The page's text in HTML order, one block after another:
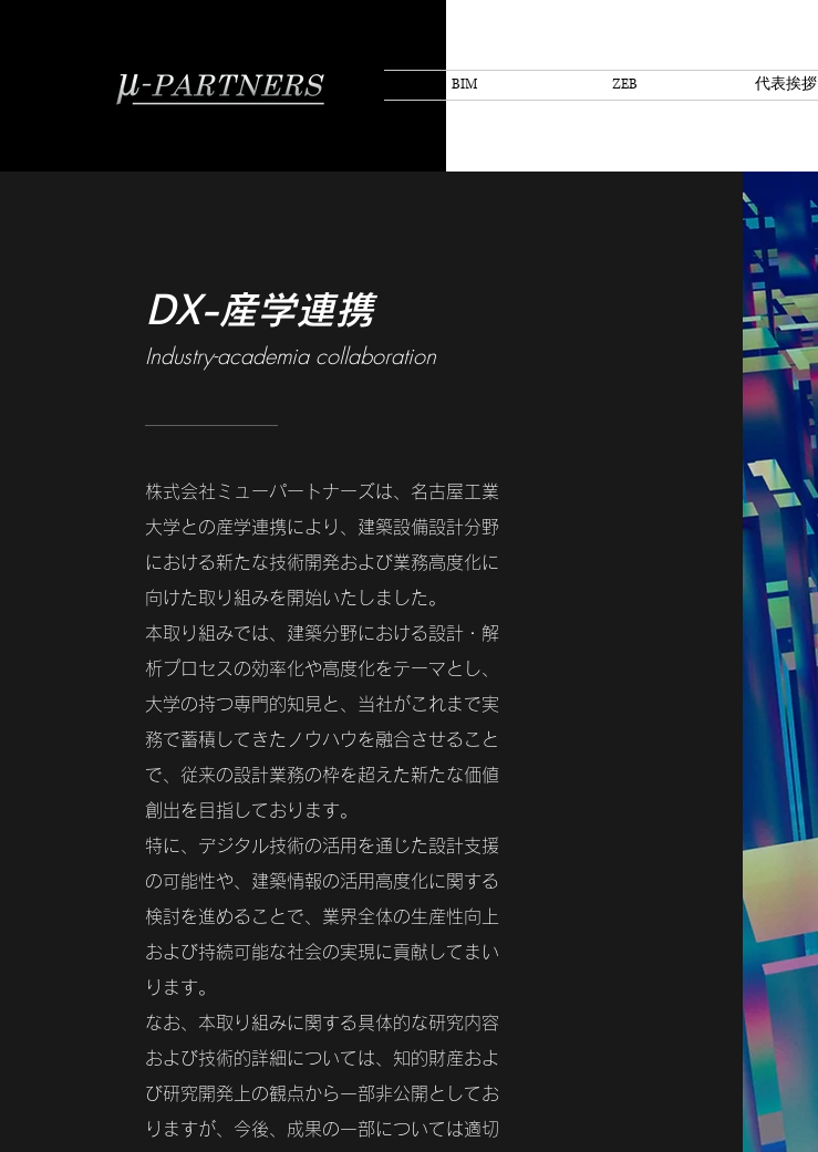
BIM ZEB 代表挨拶
DX-産学連携
Industry-academia collaboration
株式会社ミューパートナーズは、名古屋工業
大学との産学連携により、建築設備設計分野
における新たな技術開発および業務高度化に
向けた取り組みを開始いたしました。
本取り組みでは、建築分野における設計・解
析プロセスの効率化や高度化をテーマとし、
大学の持つ専門的知見と、当社がこれまで実
務で蓄積してきたノウハウを融合させること
で、従来の設計業務の枠を超えた新たな価値
創出を目指しております。
特に、デジタル技術の活用を通じた設計支援
の可能性や、建築情報の活用高度化に関する
検討を進めることで、業界全体の生産性向上
および持続可能な社会の実現に貢献してまい
ります。
なお、本取り組みに関する具体的な研究内容
および技術的詳細については、知的財産およ
び研究開発上の観点から一部非公開としてお
りますが、今後、成果の一部については適切